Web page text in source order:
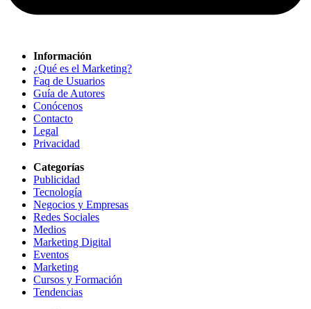
Información
¿Qué es el Marketing?
Faq de Usuarios
Guía de Autores
Conócenos
Contacto
Legal
Privacidad
Categorías
Publicidad
Tecnología
Negocios y Empresas
Redes Sociales
Medios
Marketing Digital
Eventos
Marketing
Cursos y Formación
Tendencias